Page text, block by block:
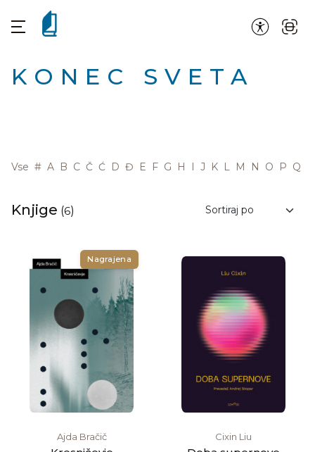
KONEC SVETA
Vse # A B C Č Ć D Đ E F G H I J K L M N O P Q
Knjige (6)
Nagrajena
Ajda Bračič Cixin Liu